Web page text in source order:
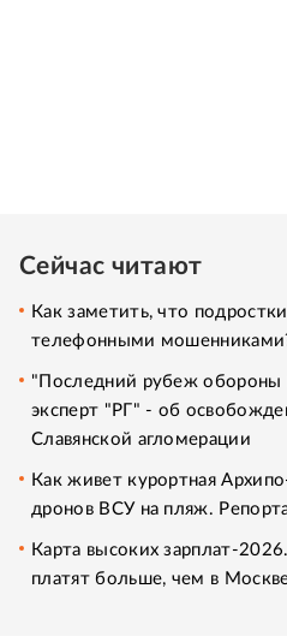
Сейчас читают
Как заметить, что подростки
телефонными
"Последний рубеж
эксперт "РГ" - об
Славянской агломерации
Как живет курортная
дронов ВСУ на пляж.
Карта высоких зарплат-
платят больше, чем в